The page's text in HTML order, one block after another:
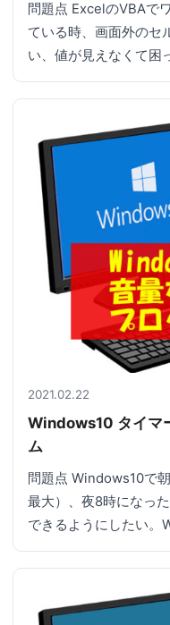
問題点 ExcelのVBAで
ている時、画面外のセ
い、値が見えなくて困
2021.02.22
Windows10 タイマ
ム
問題点 Windows10で
最大）、夜8時になっ
できるようにしたい。